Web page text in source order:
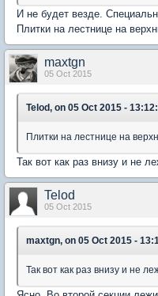
И не будет везде.
Плитки на лестнице на
maxtgn
05 Oct 2015
Telod, on 05 Oct 2015 - 13:12:
Плитки на лестнице на
Так вот как раз внизу и не
Telod
05 Oct 2015
maxtgn, on 05 Oct 2015 -
Так вот как раз внизу и не